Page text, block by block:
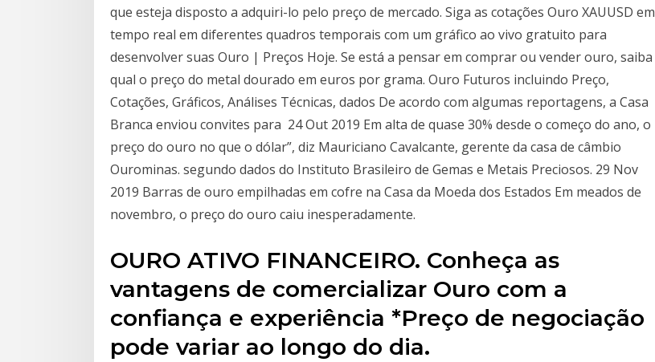
que esteja disposto a adquiri-lo pelo preço de mercado. Siga as cotações Ouro XAUUSD em
tempo real em diferentes quadros temporais com um gráfico ao vivo gratuito para
desenvolver suas Ouro | Preços Hoje. Se está a pensar em comprar ou vender ouro, saiba
qual o preço do metal dourado em euros por grama. Ouro Futuros incluindo Preço,
Cotações, Gráficos, Análises Técnicas, dados De acordo com algumas reportagens, a Casa
Branca enviou convites para 24 Out 2019 Em alta de quase 30% desde o começo do ano, o
preço do ouro no que o dólar”, diz Mauriciano Cavalcante, gerente da casa de câmbio
Ourominas. segundo dados do Instituto Brasileiro de Gemas e Metais Preciosos. 29 Nov
2019 Barras de ouro empilhadas em cofre na Casa da Moeda dos Estados Em meados de
novembro, o preço do ouro caiu inesperadamente.
OURO ATIVO FINANCEIRO. Conheça as
vantagens de comercializar Ouro com a
confiança e experiência *Preço de negociação
pode variar ao longo do dia.